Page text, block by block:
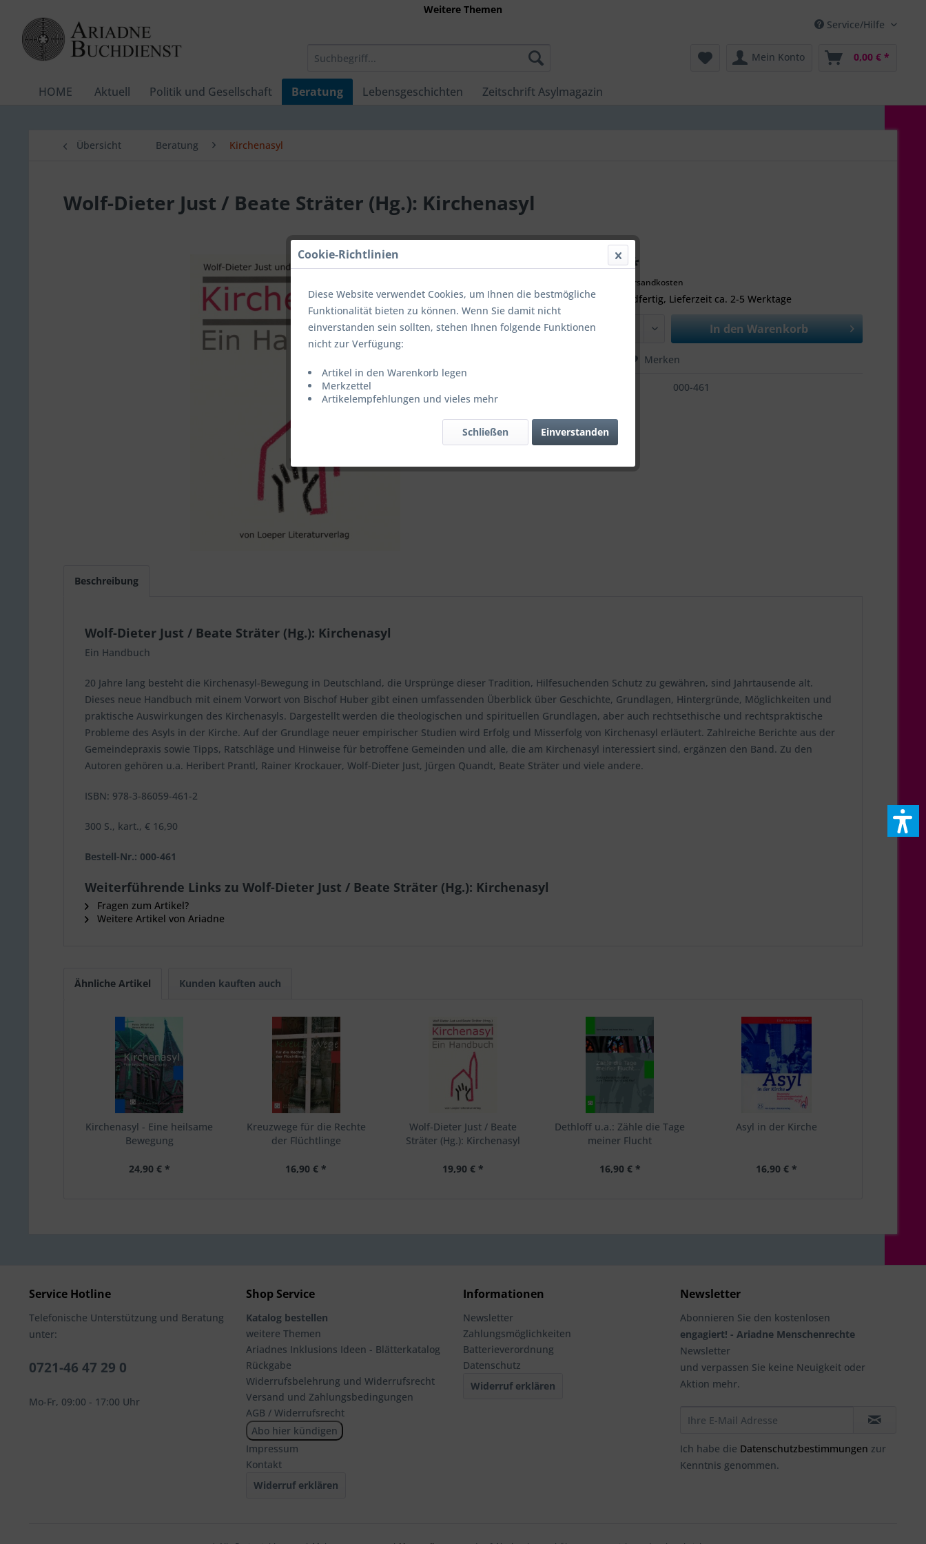
Weitere Themen
Service/Hilfe
Mein Konto 0,00 € *
HOME Aktuell Politik und Gesellschaft Beratung Lebensgeschichten Zeitschrift Asylmagazin
Übersicht Beratung Kirchenasyl
Wolf-Dieter Just / Beate Sträter (Hg.): Kirchenasyl
19,90 € *
zzgl. Versandkosten
Sofort versandfertig, Lieferzeit ca. 2-5 Werktage
In den Warenkorb
Merken
000-461
Beschreibung
Wolf-Dieter Just / Beate Sträter (Hg.): Kirchenasyl
Ein Handbuch
20 Jahre lang besteht die Kirchenasyl-Bewegung in Deutschland, die Ursprünge dieser Tradition, Hilfesuchenden Schutz zu gewähren, sind Jahrtausende alt.
Dieses neue Handbuch mit einem Vorwort von Bischof Huber gibt einen umfassenden Überblick über Geschichte, Grundlagen, Hintergründe, Möglichkeiten und
praktische Auswirkungen des Kirchenasyls. Dargestellt werden die theologischen und spirituellen Grundlagen, aber auch rechtsethische und rechtspraktische
Probleme des Asyls in der Kirche. Auf der Grundlage neuer empirischer Studien wird Erfolg und Misserfolg von Kirchenasyl erläutert. Zahlreiche Berichte aus der
Gemeindepraxis sowie Tipps, Ratschläge und Hinweise für betroffene Gemeinden und alle, die am Kirchenasyl interessiert sind, ergänzen den Band. Zu den
Autoren gehören u.a. Heribert Prantl, Rainer Krockauer, Wolf-Dieter Just, Jürgen Quandt, Beate Sträter und viele andere.
ISBN: 978-3-86059-461-2
300 S., kart., € 16,90
Bestell-Nr.: 000-461
Weiterführende Links zu Wolf-Dieter Just / Beate Sträter (Hg.): Kirchenasyl
Fragen zum Artikel?
Weitere Artikel von Ariadne
Ähnliche Artikel Kunden kauften auch
Kirchenasyl - Eine heilsame
Bewegung
24,90 € *
Kreuzwege für die Rechte
der Flüchtlinge
16,90 € *
Wolf-Dieter Just / Beate
Sträter (Hg.): Kirchenasyl
19,90 € *
Dethloff u.a.: Zähle die Tage
meiner Flucht
16,90 € *
Asyl in der Kirche
16,90 € *
Service Hotline
Telefonische Unterstützung und Beratung
unter:
0721-46 47 29 0
Mo-Fr, 09:00 - 17:00 Uhr
Shop Service
Katalog bestellen
weitere Themen
Ariadnes Inklusions Ideen - Blätterkatalog
Rückgabe
Widerrufsbelehrung und Widerrufsrecht
Versand und Zahlungsbedingungen
AGB / Widerrufsrecht
Abo hier kündigen
Impressum
Kontakt
Widerruf erklären
Informationen
Newsletter
Zahlungsmöglichkeiten
Batterieverordnung
Datenschutz
Widerruf erklären
Newsletter
Abonnieren Sie den kostenlosen
engagiert! - Ariadne Menschenrechte
Newsletter
und verpassen Sie keine Neuigkeit oder
Aktion mehr.
Ich habe die Datenschutzbestimmungen zur
Kenntnis genommen.
Cookie-Richtlinien
Diese Website verwendet Cookies, um Ihnen die bestmögliche
Funktionalität bieten zu können. Wenn Sie damit nicht
einverstanden sein sollten, stehen Ihnen folgende Funktionen
nicht zur Verfügung:
Artikel in den Warenkorb legen
Merkzettel
Artikelempfehlungen und vieles mehr
Einverstanden
Schließen